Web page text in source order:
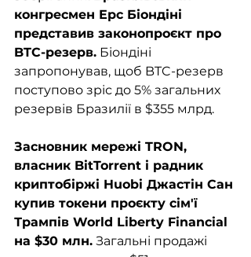
конгресмен Ерс Біондіні
представив законопроєкт про
BTC-резерв. Біондіні
запропонував, щоб BTC-резерв
поступово зріс до 5% загальних
резервів Бразилії в $355 млрд.
Засновник мережі TRON,
власник BitTorrent і радник
криптобіржі Huobi Джастін Сан
купив токени проєкту сім'ї
Трампів World Liberty Financial
на $30 млн. Загальні продажі